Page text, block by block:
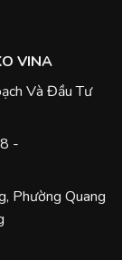
VINA
Và Đầu Tư
-
Phường Quang